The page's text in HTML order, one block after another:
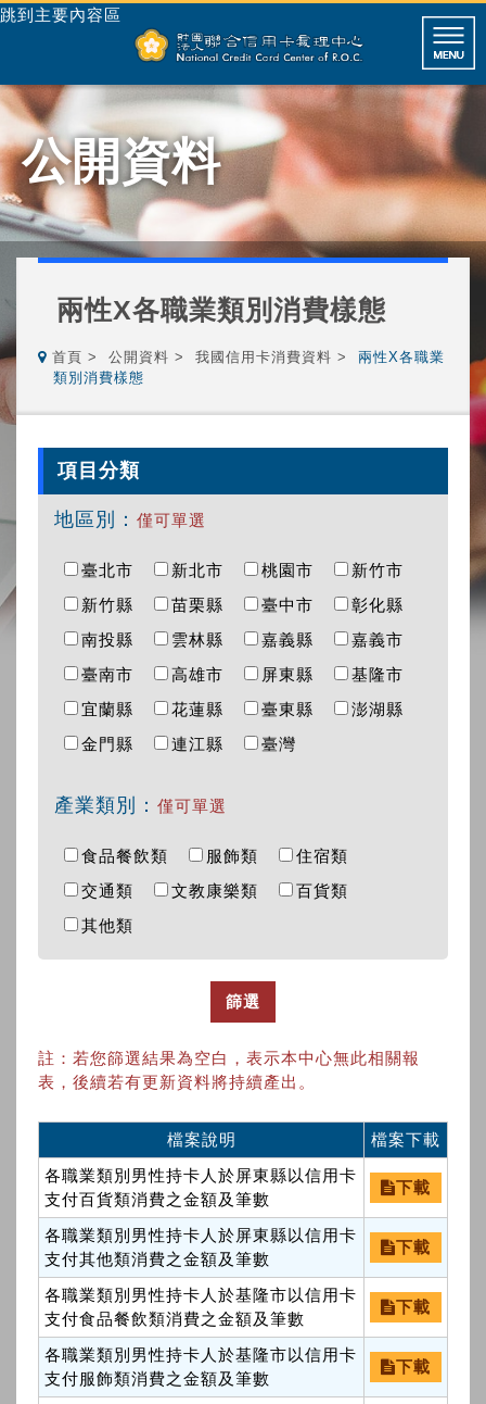
跳到主要內容區
公開資料
兩性X各職業類別消費樣態
首頁 公開資料 我國信用卡消費資料
兩性X各職業
類別消費樣態
項目分類
地區別： 僅可單選
臺北市 新北市 桃園市
新竹市
新竹縣
苗栗縣 臺中市
彰化縣
南投縣
雲林縣 嘉義縣
嘉義市
臺南市
高雄市 屏東縣
基隆市
宜蘭縣
花蓮縣 臺東縣
澎湖縣
金門縣
連江縣 臺灣
產業類別： 僅可單選
食品餐飲類 服飾類
住宿類
交通類
文教康樂類
百貨類
其他類
篩選
註：若您篩選結果為空白，表示本中心無此相關報
表，後續若有更新資料將持續產出。
檔案說明
檔案下載
各職業類別男性持卡人於屏東縣以信用卡
支付百貨類消費之金額及筆數
下載
各職業類別男性持卡人於屏東縣以信用卡
支付其他類消費之金額及筆數
下載
各職業類別男性持卡人於基隆市以信用卡
支付食品餐飲類消費之金額及筆數
下載
各職業類別男性持卡人於基隆市以信用卡
支付服飾類消費之金額及筆數
下載